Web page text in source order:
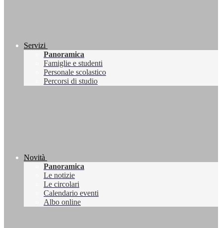
Servizi
Panoramica
Famiglie e studenti
Personale scolastico
Percorsi di studio
Novità
Panoramica
Le notizie
Le circolari
Calendario eventi
Albo online